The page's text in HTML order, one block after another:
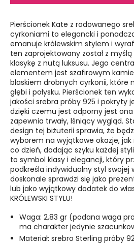
Pierścionek Kate z rodowanego
cyrkoniami to elegancki i
emanuje królewskim stylem i
ten zaprojektowany został z
klasykę z nutą luksusu. Jego
elementem jest szafirowym
blaskiem drobnych cyrkonii, które
głębi i połysku. Pierścionek ten w
jakości srebra próby 925 i pokryty
dzięki czemu jest odporny jest
zapewnia trwały, lśniący wygląd.
design tej biżuterii sprawia, że
wyborem na wyjątkowe okazje,
co dzień, dodając szyku każdej
to symbol klasy i elegancji, który
podkreśla indywidualny styl swojej
doskonale sprawdzi się jako
lub jako wyjątkowy dodatek do
KRÓLEWSKI STYLU!
Waga: 2,83 gr (podana waga
ma charakter jedynie
Materiał: srebro Sterling próby